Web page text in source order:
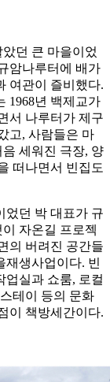
던 큰 마을이었
암나루터에 배가
여관이 즐비했다.
1968년 백제교가
서 나루터가 제구
고, 사람들은 마
세워진 극장, 양
떠나면서 빈집도
었던 박 대표가 규
자온길 프로젝
의 버려진 공간들
재생사업이다. 빈
업실과 쇼룸, 로컬
테이 등의 문화
이 책방세간이다.